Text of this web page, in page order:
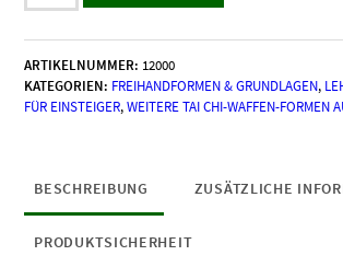
Vorschau-
Video
für
die
Videos
Menge
ARTIKELNUMMER: 12000
KATEGORIEN: FREIHANDFORMEN & GRUNDLAGEN,
FÜR EINSTEIGER,WEITERE TAI CHI-WAFFEN-FORMEN
BESCHREIBUNG ZUSÄTZLICHE
PRODUKTSICHERHEIT